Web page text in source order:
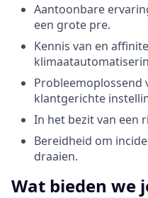
Aantoonbare
een grote pre.
Kennis van en
Probleemoplossend
klantgerichte
In het bezit van een
Bereidheid om
draaien.
Wat bieden we